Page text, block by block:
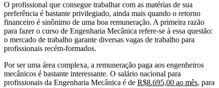
O profissional que consegue trabalhar com as matérias de sua
preferência é bastante privilegiado, ainda mais quando o retorno
financeiro é sinônimo de uma boa remuneração. A primeira razão
para fazer o curso de Engenharia Mecânica refere-se à essa questão:
o mercado de trabalho garante diversas vagas de trabalho para
profissionais recém-formados.
Por ser uma área complexa, a remuneração paga aos engenheiros
mecânicos é bastante interessante. O salário nacional para
profissionais da Engenharia Mecânica é de R$8.695,00 ao mês, para